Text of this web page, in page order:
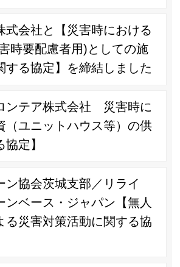
式会社と【災害時における
時要配慮者用)としての施
する協定】を締結しました
ンテア株式会社 災害時に
（ユニットハウス等）の供
定】
ン協会茨城支部／リライ
ンベース・ジャパン【無人
る災害対策活動に関する協